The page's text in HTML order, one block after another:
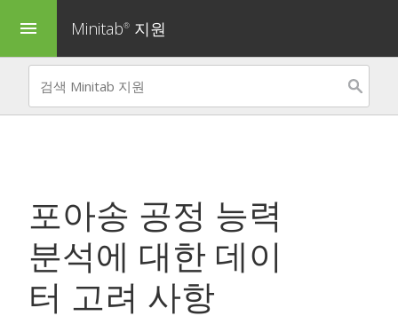
menu Minitab® 지원
포아송 공정 능력
분석에 대한 데이
터 고려 사항